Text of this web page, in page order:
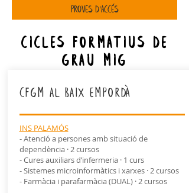
PROVES D'ACCÉS
CICLES FORMATIUS DE
GRAU MIG
cfgm al baix empordà
INS PALAMÓS
- Atenció a persones amb situació de
dependència · 2 cursos
- Cures auxiliars d’infermeria · 1 curs
- Sistemes microinformàtics i xarxes · 2 cursos
- Farmàcia i parafarmàcia (DUAL) · 2 cursos